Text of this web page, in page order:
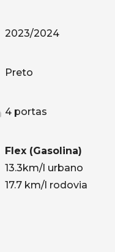
2023/2024
Preto
4 portas
Flex (Gasolina)
13.3km/l urbano
17.7 km/l rodovia